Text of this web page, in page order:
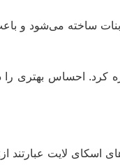
ساخته می‌شود و
احساس بهتری را
اسکای لایت عبارتند